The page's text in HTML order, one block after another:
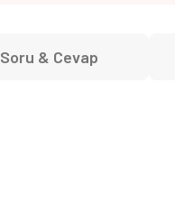
Soru & Cevap